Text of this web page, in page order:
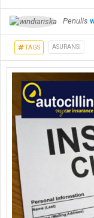
Penulis
TAGS ASURANSI